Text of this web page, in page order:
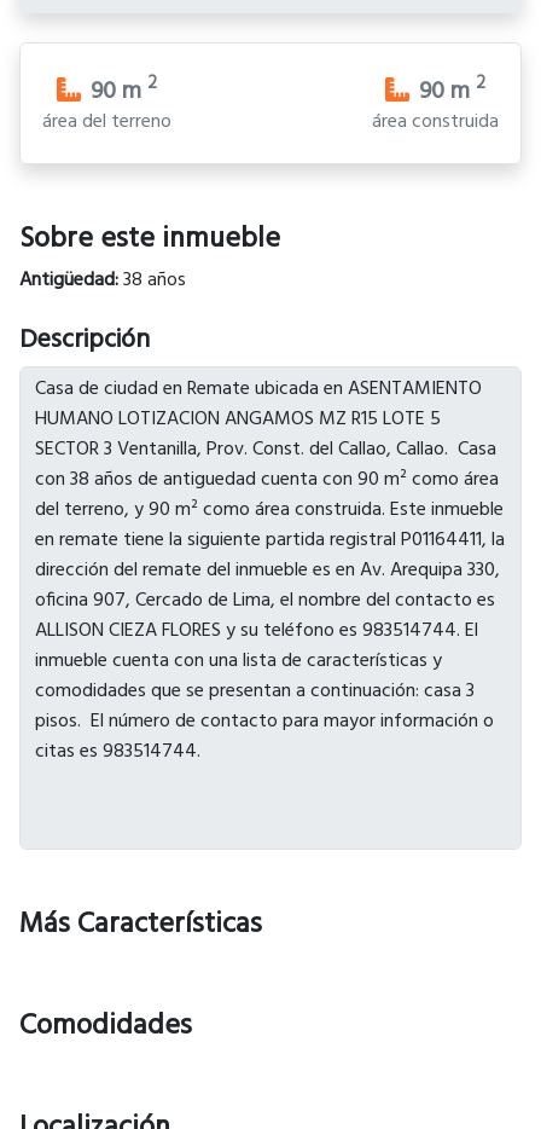
90 m 2
área del terreno
90 m 2
área construida
Sobre este inmueble
Antigüedad:38 años
Descripción
Más Características
Comodidades